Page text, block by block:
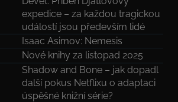
expedice – za každou tragickou
událostí jsou především lidé
Isaac Asimov: Nemesis
Nové knihy za listopad 2025
Shadow and Bone – jak dopadl
další pokus Netflixu o adaptaci
úspěšné knižní série?